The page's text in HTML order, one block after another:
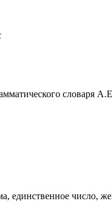
словаря
единственное число,